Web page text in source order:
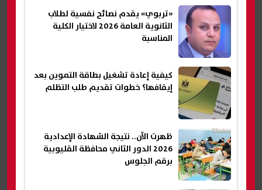
«تربوي» يقدم نصائح نفسية لطلاب
الثانوية العامة 2026 لاختيار الكلية
المناسبة
كيفية إعادة تشغيل بطاقة التموين بعد
إيقافها؟ خطوات تقديم طلب التظلم
ظهرت الآن.. نتيجة الشهادة الإعدادية
2026 الدور الثاني محافظة القليوبية
برقم الجلوس